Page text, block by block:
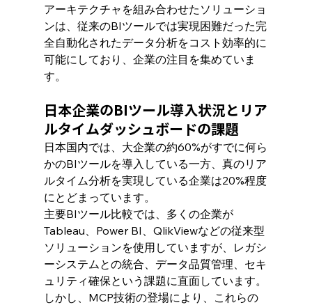
アーキテクチャを組み合わせたソリューショ
ンは、従来のBIツールでは実現困難だった完
全自動化されたデータ分析をコスト効率的に
可能にしており、企業の注目を集めていま
す。
日本企業のBIツール導入状況とリア
ルタイムダッシュボードの課題
日本国内では、大企業の約60%がすでに何ら
かのBIツールを導入している一方、真のリア
ルタイム分析を実現している企業は20%程度
にとどまっています。
主要BIツール比較では、多くの企業が
Tableau、Power BI、QlikViewなどの従来型
ソリューションを使用していますが、レガシ
ーシステムとの統合、データ品質管理、セキ
ュリティ確保という課題に直面しています。
しかし、MCP技術の登場により、これらの